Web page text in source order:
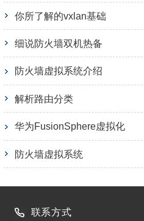
你所了解的vxlan基础
细说防火墙双机热备
防火墙虚拟系统介绍
解析路由分类
华为FusionSphere虚拟化
防火墙虚拟系统
联系方式